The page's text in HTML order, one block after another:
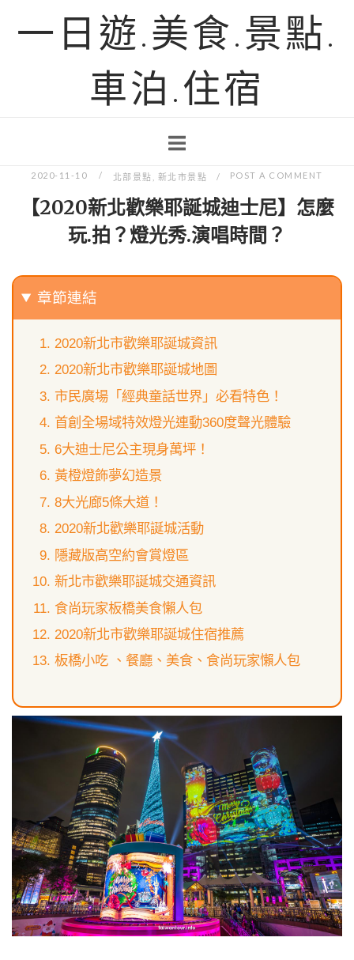
一日遊.美食.景點.
車泊.住宿
2020-11-10 北部景點 新北市景點 POST A COMMENT
【2020新北歡樂耶誕城迪士尼】怎麼
玩.拍？燈光秀.演唱時間？
章節連結
2020新北市歡樂耶誕城資訊
2020新北市歡樂耶誕城地圖
市民廣場「經典童話世界」必看特色！
首創全場域特效燈光連動360度聲光體驗
6大迪士尼公主現身萬坪！
黃橙燈飾夢幻造景
8大光廊5條大道！
2020新北歡樂耶誕城活動
隱藏版高空約會賞燈區
新北市歡樂耶誕城交通資訊
食尚玩家板橋美食懶人包
2020新北市歡樂耶誕城住宿推薦
板橋小吃 、餐廳、美食、食尚玩家懶人包